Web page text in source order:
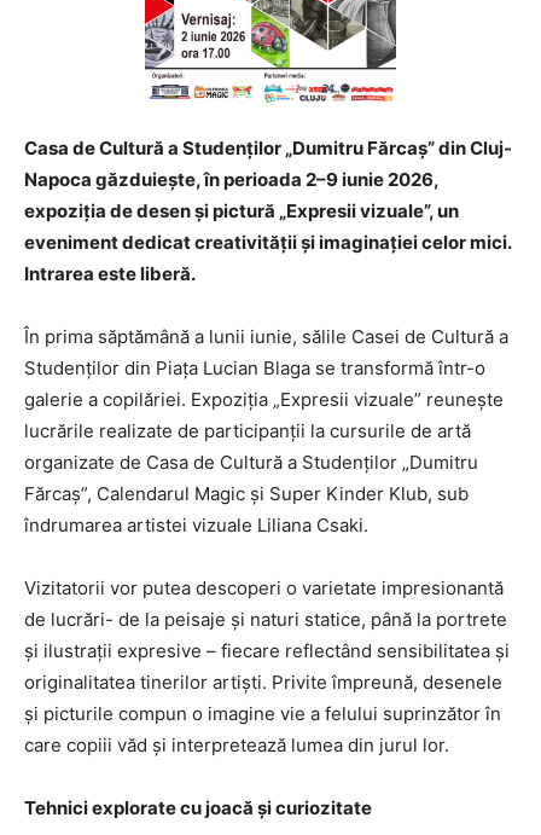
Casa de Cultură a Studenților „Dumitru Fărcaș” din Cluj-
Napoca găzduiește, în perioada 2–9 iunie 2026,
expoziția de desen și pictură „Expresii vizuale”, un
eveniment dedicat creativității și imaginației celor mici.
Intrarea este liberă.
În prima săptămână a lunii iunie, sălile Casei de Cultură a
Studenților din Piața Lucian Blaga se transformă într-o
galerie a copilăriei. Expoziția „Expresii vizuale” reunește
lucrările realizate de participanții la cursurile de artă
organizate de Casa de Cultură a Studenților „Dumitru
Fărcaș”, Calendarul Magic și Super Kinder Klub, sub
îndrumarea artistei vizuale Liliana Csaki.
Vizitatorii vor putea descoperi o varietate impresionantă
de lucrări- de la peisaje și naturi statice, până la portrete
și ilustrații expresive – fiecare reflectând sensibilitatea și
originalitatea tinerilor artiști. Privite împreună, desenele
și picturile compun o imagine vie a felului suprinzător în
care copiii văd și interpretează lumea din jurul lor.
Tehnici explorate cu joacă și curiozitate